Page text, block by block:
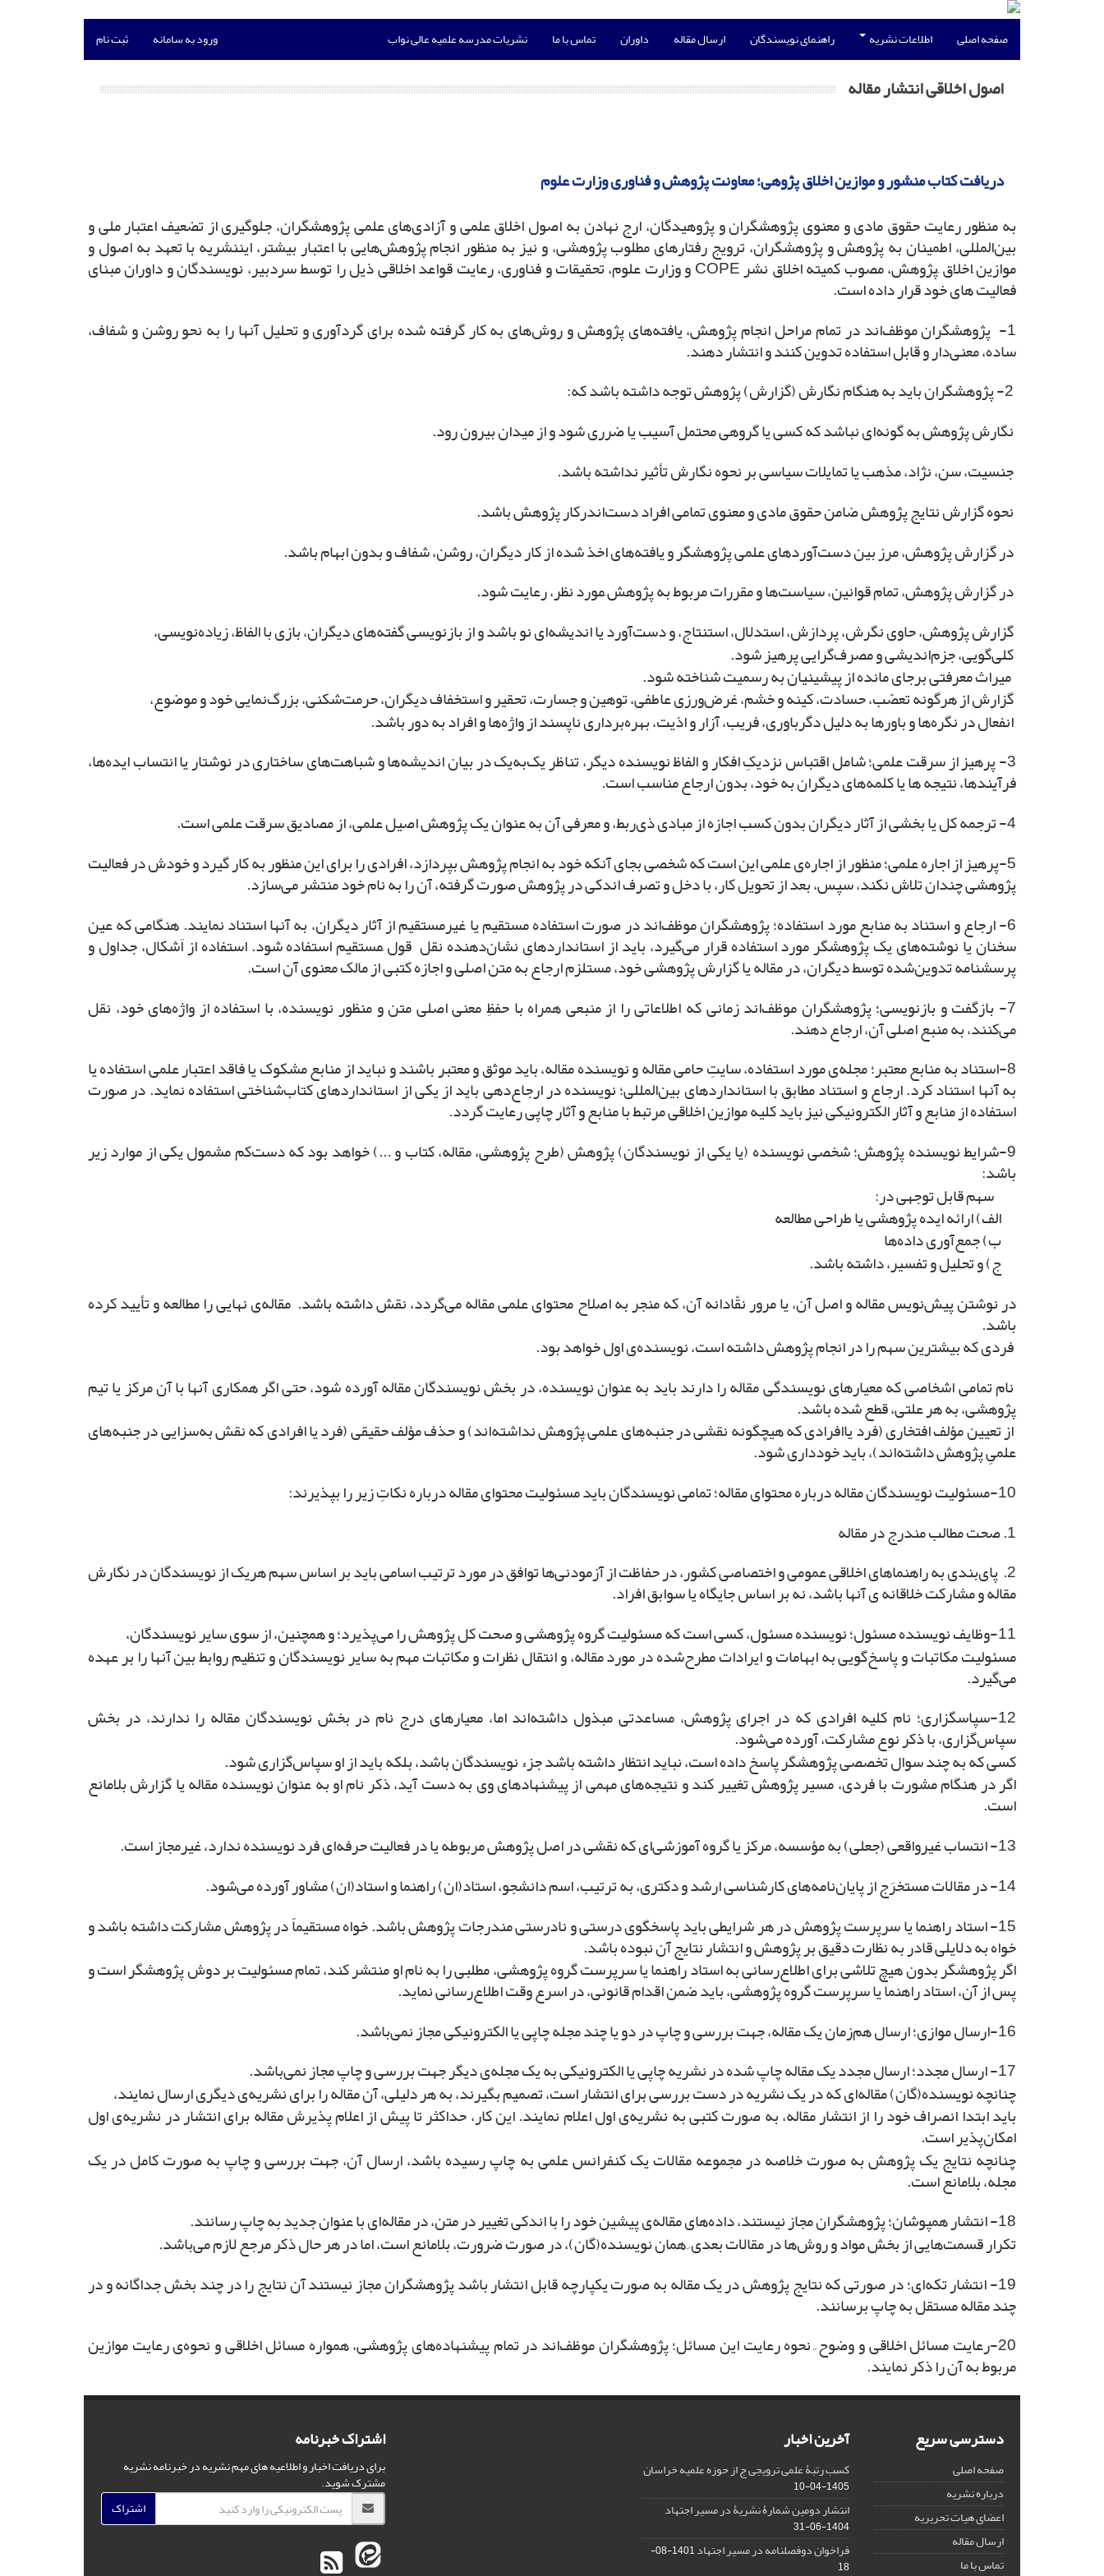
صفحه اصلی اطلاعات نشریه راهنمای نویسندگان ارسال مقاله داوران تماس با ما نشریات مدرسه علمیه عالی نواب ورود به سامانه ثبت نام
اصول اخلاقی انتشار مقاله
دریافت کتاب منشور و موازین اخلاق پژوهی؛ معاونت پژوهش و فناوری وزارت علوم
به منظور رعایت حقوق مادی و معنوی پژوهشگران و پژوهیدگان، ارج نهادن به اصول اخلاق علمی و آزادی‌های علمی پژوهشگران، جلوگیری از تضعیف اعتبار ملی و
بین‌المللی، اطمینان به پژوهش و پژوهشگران، ترویج رفتارهای مطلوب پژوهشی، و نیز به منظور انجام پژوهش‌هایی با اعتبار بیشتر، ایننشریه با تعهد به اصول و
موازین ِاخلاق ِپژوهش، مصوب کمیته اخلاق نشر COPE و وزارت علوم، تحقیقات و فناوری، رعایت قواعد اخلاقی ذیل را توسط سردبیر، نویسندگان و داوران مبنای
فعالیت های خود قرار داده است.
1- پژوهشگران موظف‌اند در تمام مراحل انجام پژوهش، یافته‌های پژوهش و روش‌های به کار گرفته شده برای گردآوری و تحلیل آنها را به ‌نحو روشن و شفاف،
ساده، معنی‌دار و قابل استفاده تدوین ‎کنند و انتشار دهند.
نگارش پژوهش به گونه‌ای نباشد که کسی یا گروهی محتمل آسیب یا ضرری شود و از میدان بیرون رود.
جنسیت، سن، نژاد، مذهب یا تمایلات سیاسی بر نحوه نگارش تأثیر نداشته باشد.
نحوه گزارش نتایج پژوهش ضامن حقوق مادی و معنوی تمامی افراد دست‌اندرکار پژوهش باشد.
در گزارش پژوهش، مرز بین دست‌آوردهای علمی پژوهشگر و یافته‌های اخذ شده از کار دیگران، روشن، شفاف و بدون ابهام باشد.
در گزارش‌ پژوهش، تمام قوانین، سیاست‌ها و مقررات مربوط به پژوهش ِمورد نظر، رعایت شود.
گزارش پژوهش، حاوی نگرش، پردازش، استدلال‌، استنتاج، و دست‌آورد یا اندیشه‌ای‌ نو باشد و از بازنویسی گفته‌های دیگران، بازی‌ با الفاظ‌، زیاده‌نویسی،
کلی‌‌گویی،‌ جزم‌اندیشی و مصرف‌گرایی پرهیز شود.
میراث معرفتی برجای مانده از پیشینیان به رسمیت شناخته شود.
گزارش از هرگونه تعصّب، حسادت‌، کینه‌ و خشم‌، غرض‌ورزی عاطفی، توهین‌ و جسارت‌، تحقیر و استخفاف‌ دیگران، حرمت‌شکنی، بزرگ‌نمایی خود و موضوع،
انفعال‌ در نگره‌ها و باورها به دلیل دگرباوری، فریب، آزار و اذیت، بهره‌برداری ناپسند از واژه‌ها و افراد به دور باشد.
3- پرهیز از سرقت علمی؛ شامل اقتباس نزدیکِ افکار و الفاظ نویسنده دیگر، تناظر یک‌به‌یک در بیان اندیشه‌ها و شباهت‌های ساختاری در نوشتار یا انتساب ایده‌ها،
فرآیندها، نتیجه ‌ها یا کلمه‌های دیگران به خود، بدون ارجاع مناسب است.
4- ترجمه کل یا بخشی از آثار دیگران بدون کسب اجازه از مبادی ذی‌ربط، و معرفی آن به عنوان یک پژوهش اصیل علمی، از مصادیق سرقت علمی است.
5-پرهیز از اجاره علمی؛ منظور از اجاره‌ی علمی این است که شخصی بجای آنکه خود به انجام پژوهش بپردازد، افرادی را برای این منظور به کار گیرد و خودش در فعالیت
پژوهشی چندان تلاش نکند، سپس، بعد از تحویل کار، با دخل و تصرف اندکی در پژوهش صورت گرفته، آن را به نام خود منتشر می‌سازد.
6- ارجاع و استناد به منابع مورد استفاده؛ پژوهشگران موظف‌اند در صورت استفاده مستقیم یا غیرمستقیم از آثار دیگران، به آنها استناد نمایند. هنگامی که عین
سخنان یا نوشته‌های یک پژوهشگر مورد استفاده قرار می‌گیرد، باید از استانداردهای نشان‌دهنده نقل قول ِمستقیم استفاده شود. استفاده از اَشکال، جداول و
پرسشنامه تدوین‌شده توسط دیگران، در مقاله یا گزارش پژوهشی خود، مستلزم ارجاع به متن اصلی و اجازه کتبی از مالک معنوی آن است.
7- بازگفت و بازنویسی؛ پژوهشگران موظف‌اند زمانی که اطلاعاتی را از منبعی همراه با حفظِ معنی اصلی متن و منظور نویسنده، با استفاده از واژه‌های خود، نقل
‌می‌کنند، به منبع اصلی آن، ارجاع دهند.
8-استناد به منابع معتبر؛ مجله‌ی مورد استفاده، سایتِ حامی مقاله و نویسنده مقاله، باید موثق و معتبر باشند و نباید از منابع مشکوک یا فاقد اعتبار علمی استفاده یا
به آنها استناد کرد. ارجاع و استناد مطابق با استانداردهای بین‌المللی؛ نویسنده در ارجاع‌دهی باید از یکی از استانداردهای کتاب‌شناختی استفاده نماید. در صورت
استفاده از منابع و آثار الکترونیکی نیز باید کلیه موازین اخلاقی مرتبط با منابع و آثار چاپی رعایت گردد.
9-شرایط نویسنده‌ پژوهش؛ شخصی نویسنده (یا یکی از نویسندگان) پژوهش (طرح پژوهشی، مقاله، کتاب و ...) خواهد بود که دست‌کم مشمول یکی از موارد زیر
باشد:
سهم قابل توجهی در:
الف) ارائه ایده پژوهشی یا طراحی مطالعه
ب) جمع‌آوری داده‌ها
ج) و تحلیل و تفسیر، داشته باشد.
در نوشتن پیش‌نویس مقاله و اصل آن، یا مرور نقّادانه آن، که منجر به اصلاح محتوای علمی مقاله می‌گردد، نقش داشته باشد. مقاله‌ی نهایی را مطالعه و تأیید کرده
باشد.
فردی که بیشترین سهم را در انجام پژوهش داشته است، نویسنده‌ی اول خواهد بود.
نام تمامی اشخاصی که معیارهای نویسندگی مقاله را دارند باید به عنوان نویسنده، در بخش نویسندگان مقاله آورده شود، حتی اگر همکاری آنها با آن مرکز یا تیم
پژوهشی، به هر علتی، قطع شده باشد.
از تعیین مؤلف افتخاری (فرد یاافرادی که هیچگونه نقشی در جنبه‌های علمی ِپژوهش نداشته‌اند) و حذف مؤلف حقیقی (فرد یا افرادی که نقش به‌سزایی در جنبه‌های
علمیِ پژوهش داشته‌اند)، باید خودداری شود.
10-مسئولیت نویسندگان مقاله درباره محتوای مقاله؛ تمامی نویسندگان باید مسئولیت محتوای مقاله درباره نکاتِ زیر را بپذیرند:
1. صحت مطالب مندرج در مقاله
2. پای‌بندی به راهنماهای اخلاقی عمومی و اختصاصی کشور، در حفاظت از آزمودنی‌ها توافق در مورد ترتیب اسامی باید بر اساس سهم هریک از نویسندگان در نگارش
مقاله و مشارکت خلاقانه­ ی آنها باشد، نه بر اساس جایگاه یا سوابق افراد.
11-وظایف نویسنده مسئول؛ نویسنده مسئول، کسی است که مسئولیت گروه پژوهشی و صحت کل پژوهش را می‌پذیرد؛ و همچنین، از سوی سایر نویسندگان،
مسئولیت مکاتبات و پاسخ‌گویی به ابهامات و ایرادات مطرح‌شده در مورد مقاله، و انتقال نظرات و مکاتبات مهم به سایر نویسندگان و تنظیم روابط بین آنها را بر عهده
می‌گیرد.
12-سپاسگزاری؛ نام کلیه افرادی که در اجرای پژوهش، مساعدتی مبذول داشته‌اند اما، معیارهای درج نام در بخش نویسندگان مقاله را ندارند، در بخش
سپاس‌گزاری، با ذکر نوع مشارکت، آورده می‌شود.
کسی که به چند سوال تخصصی پژوهشگر پاسخ داده است، نباید انتظار داشته باشد جزء نویسندگان باشد، بلکه باید از او سپاس‌گزاری شود.
اگر در هنگام مشورت با فردی، مسیر پژوهش تغییر کند و نتیجه‌های مهمی از پیشنهادهای وی به دست آید، ذکر نام او به عنوان نویسنده مقاله یا گزارش بلامانع
است.
13- انتساب غیرواقعی (جعلی) به مؤسسه، مرکز یا گروه آموزشی‌ای که نقشی در اصل پژوهش مربوطه یا در فعالیت حرفه‌ای فرد نویسنده ندارد، غیرمجاز است.
14- در مقالات مستخرَج از پایان‌نامه‌های کارشناسی ارشد و دکتری، به ترتیب، اسم دانشجو، استاد(ان) راهنما و استاد(ان) مشاور آورده می‌شود.
15- استاد راهنما یا سرپرست پژوهش در هر شرایطی باید پاسخگوی درستی و نادرستی مندرجات پژوهش باشد. خواه مستقیماً در پژوهش مشارکت داشته باشد و
خواه به دلایلی قادر به نظارت دقیق بر پژوهش و انتشار نتایج آن نبوده باشد.
اگر پژوهشگر بدون هیچ تلاشی برای اطلاع‌رسانی به استاد راهنما یا سرپرست گروه پژوهشی، مطلبی را به نام او منتشر کند، تمام مسئولیت بر دوش پژوهشگر است و
پس از آن، استاد راهنما یا سرپرست گروه پژوهشی، باید ضمن اقدام قانونی، در اسرع وقت اطلاع‌رسانی نماید.
16-ارسال موازی؛ ارسال هم‌زمان یک مقاله، جهت بررسی و چاپ در دو یا چند مجله چاپی یا الکترونیکی مجاز نمی‌باشد.
17- ارسال مجدد؛ ارسال مجدد یک مقاله چاپ شده در نشریه چاپی یا الکترونیکی به یک مجله‌ی دیگر جهت بررسی و چاپ مجاز نمی‌باشد.
چنانچه نویسنده(گان) مقاله‌ای که در یک نشریه در دست بررسی برای انتشار است، تصمیم بگیرند، به هر دلیلی، آن مقاله را برای نشریه‌ی دیگری ارسال نمایند،
باید ابتدا انصراف خود را از انتشار مقاله، به صورت کتبی به نشریه‌ی اول اعلام نمایند. این کار، حداکثر تا پیش از اعلام پذیرش مقاله برای انتشار در نشریه‌ی اول
امکان‌پذیر است.
چنانچه نتایج یک پژوهش به صورت خلاصه در مجموعه مقالات یک کنفرانس علمی به چاپ رسیده باشد، ارسال آن، جهت بررسی و چاپ به صورت کامل در یک
مجله، بلامانع است.
18- انتشار همپوشان؛ پژوهشگران مجاز نیستند، داده‌های مقاله‌ی پیشین خود را با اندکی تغییر در متن، در مقاله‌ای با عنوان جدید به چاپ رسانند.
تکرار قسمت‌هایی از بخش مواد و روش‌ها در مقالات بعدی ِ همان نویسنده(گان)، در صورت ضرورت، بلامانع است، اما در هر حال ذکر مرجع لازم می‌باشد.
19- انتشار تکه‌ای؛ در صورتی که نتایج پژوهش در یک مقاله به صورت یکپارچه قابل انتشار باشد پژوهشگران مجاز نیستند آن نتایج را در چند بخش جداگانه و در
چند مقاله مستقل به چاپ برسانند.
20-رعایت مسائل اخلاقی و وضوح ِ نحوه رعایت این مسائل؛ پژوهشگران موظف‌اند در تمام پیشنهاده‌های پژوهشی، همواره مسائل اخلاقی و نحوه‌ی رعایت موازین
مربوط به آن را ذکر نمایند.
دسترسی سریع
صفحه اصلی
درباره نشریه
اعضای هیات تحریریه
ارسال مقاله
تماس با ما
آخرین اخبار
کسب رتبۀ علمی ترویجی ج از حوزه علمیه خراسان
1405-04-10
انتشار دومین شمارۀ نشریۀ در مسیر اجتهاد
1404-06-31
فراخوان دوفصلنامه در مسیر اجتهاد
1401-08-
18
اشتراک خبرنامه
برای دریافت اخبار و اطلاعیه های مهم نشریه در خبرنامه نشریه
مشترک شوید.
اشتراک